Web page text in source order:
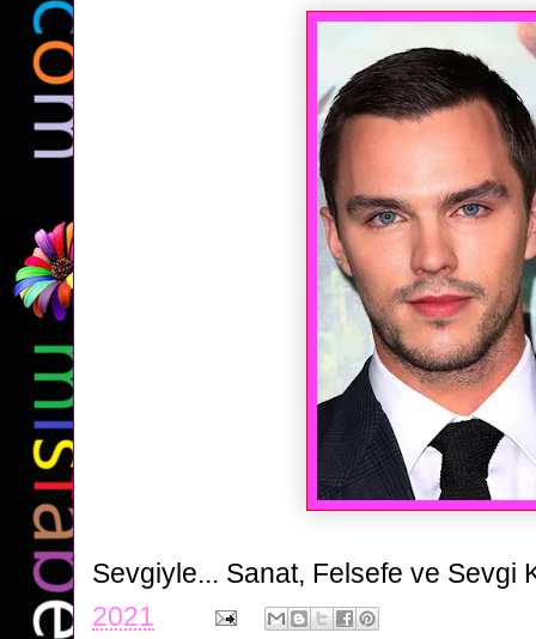
Sevgiyle... Sanat, Felsefe ve Sevgi
2021